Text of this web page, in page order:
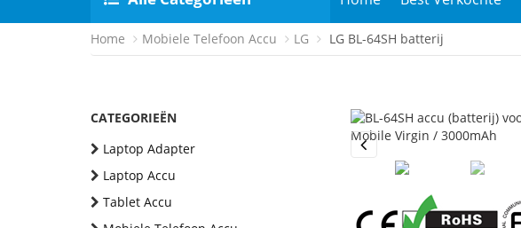
Home Mobiele Telefoon Accu LG LG BL-64SH batterij
CATEGORIEËN
Laptop Adapter
Laptop Accu
Tablet Accu
Previous